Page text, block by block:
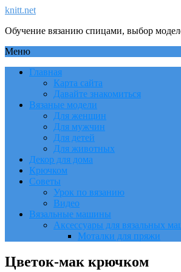
knitt.net
Обучение вязанию спицами, выбор
Меню
Главная
Карта сайта
Давайте знакомиться
Вязаные модели
Для женщин
Для мужчин
Для детей
Для животных
Декор для дома
Крючком
Советы
Урок по вязанию
Видео
Вязальные машины
Аксессуары для вязальных
Моталки для пряжи
Цветок-мак крючком